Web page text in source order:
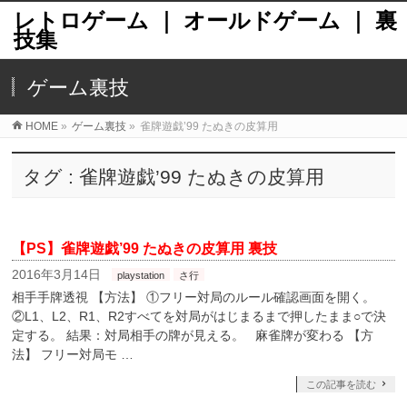
レトロゲーム ｜ オールドゲーム ｜ 裏
技集
ゲーム裏技
HOME » ゲーム裏技 » 雀牌遊戯’99 たぬきの皮算用
タグ : 雀牌遊戯’99 たぬきの皮算用
【PS】雀牌遊戯’99 たぬきの皮算用 裏技
2016年3月14日 playstation さ行
相手手牌透視 【方法】 ①フリー対局のルール確認画面を開く。
②L1、L2、R1、R2すべてを対局がはじまるまで押したまま○で決
定する。 結果：対局相手の牌が見える。 麻雀牌が変わる 【方
法】 フリー対局モ …
この記事を読む